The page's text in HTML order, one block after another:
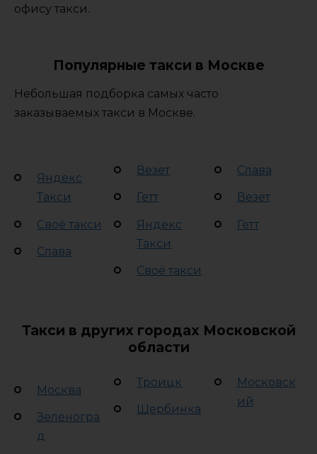
офису такси.
Популярные такси в Москве
Небольшая подборка самых часто
заказываемых такси в Москве.
Яндекс
Такси
Своё такси
Слава
Везет
Гетт
Яндекс
Такси
Своё такси
Слава
Везет
Гетт
Такси в других городах Московской
области
Москва
Зеленогра
д
Троицк
Щербинка
Московск
ий